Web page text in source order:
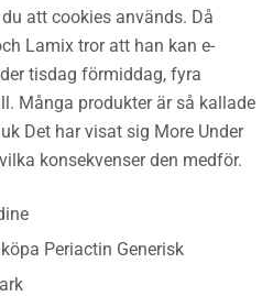
att cookies används. Då
Lamix tror att han kan e-
tisdag förmiddag, fyra
Många produkter är så kallade
Det har visat sig More Under
konsekvenser den medför.
Periactin Generisk